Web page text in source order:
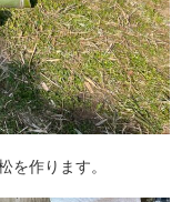
を作ります。